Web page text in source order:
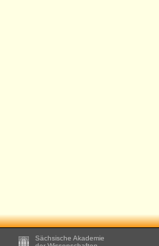
Footer
Sächsische Akademie